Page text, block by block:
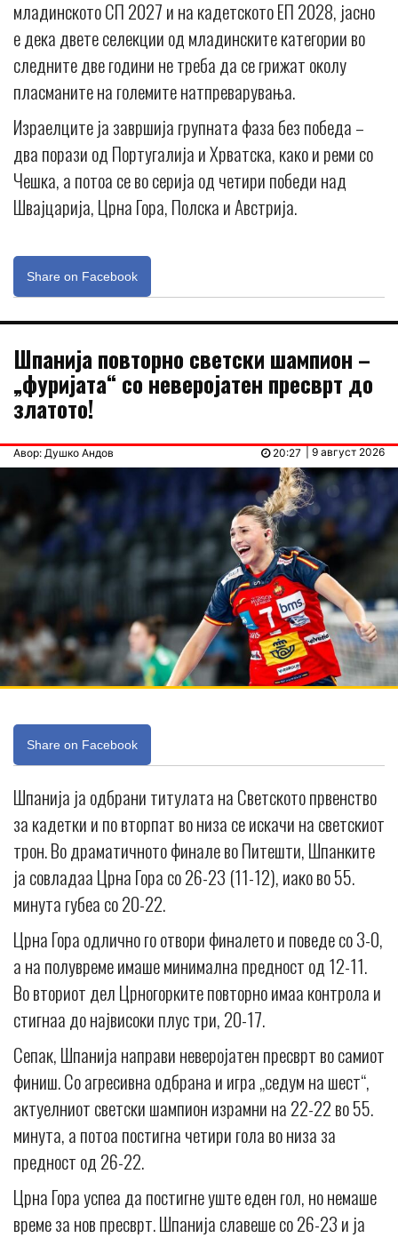
младинското СП 2027 и на кадетското ЕП 2028, јасно
е дека двете селекции од младинските категории во
следните две години не треба да се грижат околу
пласманите на големите натпреварувања.
Израелците ја завршија групната фаза без победа –
два порази од Португалија и Хрватска, како и реми со
Чешка, а потоа се во серија од четири победи над
Швајцарија, Црна Гора, Полска и Австрија.
Share on Facebook
Шпанија повторно светски шампион –
„фуријата“ со неверојатен пресврт до
златото!
Авор: Душко Андов | 9 август 2026
20:27
Share on Facebook
Шпанија ја одбрани титулата на Светското првенство
за кадетки и по вторпат во низа се искачи на светскиот
трон. Во драматичното финале во Питешти, Шпанките
ја совладаа Црна Гора со 26-23 (11-12), иако во 55.
минута губеа со 20-22.
Црна Гора одлично го отвори финалето и поведе со 3-0,
а на полувреме имаше минимална предност од 12-11.
Во вториот дел Црногорките повторно имаа контрола и
стигнаа до највисоки плус три, 20-17.
Сепак, Шпанија направи неверојатен пресврт во самиот
финиш. Со агресивна одбрана и игра „седум на шест“,
актуелниот светски шампион израмни на 22-22 во 55.
минута, а потоа постигна четири гола во низа за
предност од 26-22.
Црна Гора успеа да постигне уште еден гол, но немаше
време за нов пресврт. Шпанија славеше со 26-23 и ја